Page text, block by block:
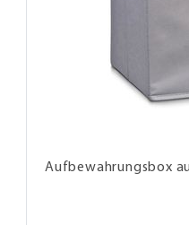
Aufbewahrungsbox